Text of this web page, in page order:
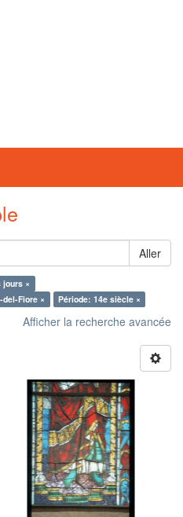
Aller
jours ×
Fiore ×
Période: 14e siècle ×
Afficher la recherche avancée